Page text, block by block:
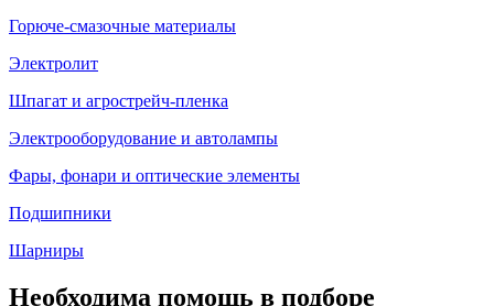
Горюче-смазочные материалы
Электролит
Шпагат и агрострейч-пленка
Электрооборудование и автолампы
Фары, фонари и оптические элементы
Подшипники
Шарниры
Необходима помощь в подборе